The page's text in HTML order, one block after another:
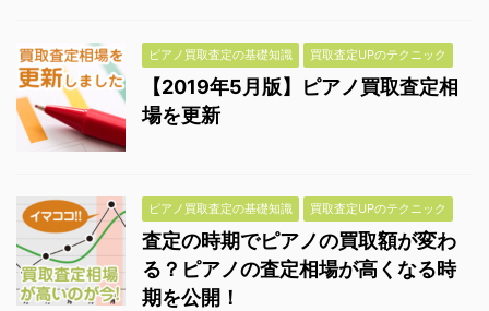
ピアノ買取査定の基礎知識 買取査定UPのテクニック
【2019年5月版】ピアノ買取査定相
場を更新
ピアノ買取査定の基礎知識 買取査定UPのテクニック
査定の時期でピアノの買取額が変わ
る？ピアノの査定相場が高くなる時
期を公開！